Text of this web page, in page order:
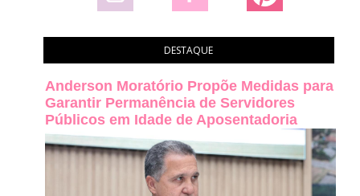
DESTAQUE
Anderson Moratório Propõe Medidas para
Garantir Permanência de Servidores
Públicos em Idade de Aposentadoria